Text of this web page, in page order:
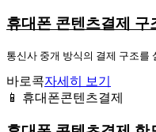
휴대폰 콘텐츠결제 구
통신사 중개 방식의 결제 구조를
바로콕자세히 보기
📱 휴대폰콘텐츠결제